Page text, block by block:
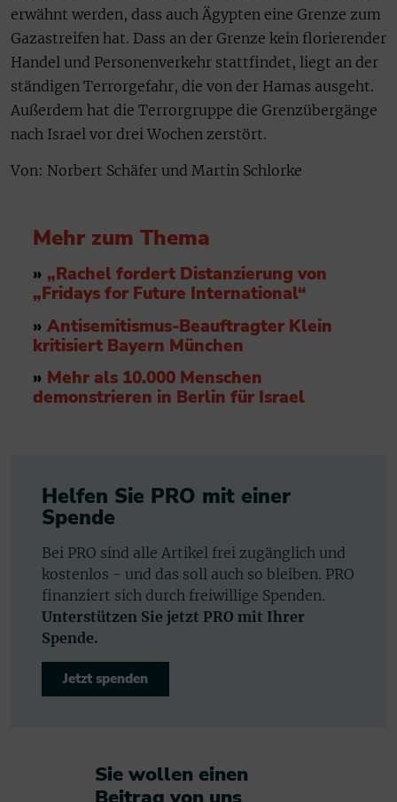
erwähnt werden, dass auch Ägypten eine Grenze zum
Gazastreifen hat. Dass an der Grenze kein florierender
Handel und Personenverkehr stattfindet, liegt an der
ständigen Terrorgefahr, die von der Hamas ausgeht.
Außerdem hat die Terrorgruppe die Grenzübergänge
nach Israel vor drei Wochen zerstört.
Von: Norbert Schäfer und Martin Schlorke
Mehr zum Thema
» „Rachel fordert Distanzierung von
„Fridays for Future International“
» Antisemitismus-Beauftragter Klein
kritisiert Bayern München
» Mehr als 10.000 Menschen
demonstrieren in Berlin für Israel
Helfen Sie PRO mit einer
Spende
Bei PRO sind alle Artikel frei zugänglich und
kostenlos - und das soll auch so bleiben. PRO
finanziert sich durch freiwillige Spenden.
Unterstützen Sie jetzt PRO mit Ihrer
Spende.
Jetzt spenden
Sie wollen einen